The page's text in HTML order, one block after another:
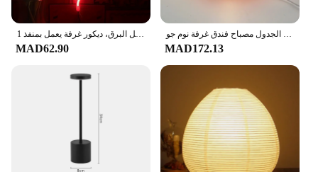
Features:
**Illuminate Your Space with Elegance**
The الاضاءه الجدول مصابيح, or Table Lamp Sets, are
a perfect blend of functionality and style. Designed
with a modern aesthetic, these lamps are not just a
source of light but a statement piece that adds a
touch of sophistication to any room. The lamps are
crafted from high-quality materials, ensuring
durability and longevity. Whether you're looking to
brighten up your workspace or create a cozy
ambiance in your living area, these lamps are
versatile enough to adapt to any setting.
1 قطعة لافتة نيون على شكل البرق، ديكور غرفة يعمل بمنفذ USB/بطارية، لغرفة النوم وغرفة الألعاب وغرفة المعيشة والمكتب
MAD62.90
الكلاسيكية الفطر الجدول مصباح فندق غرفة نوم جو Led مصباح غرفة ديكور جماليات الهدايا ليلة ضوء الديكور مصابيح الإضاءة
MAD172.13